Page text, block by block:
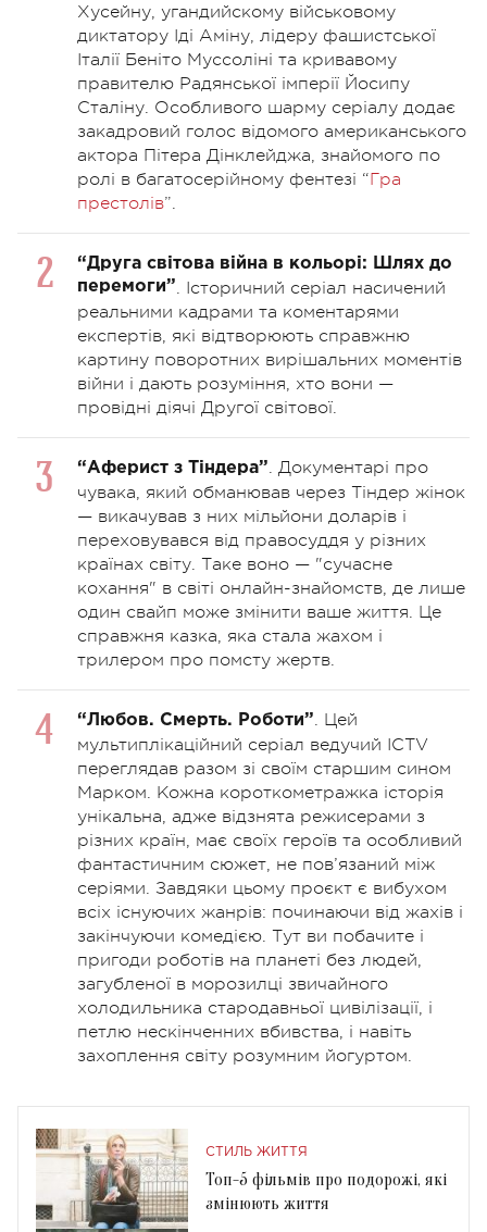
Хусейну, угандийскому військовому
диктатору Іді Аміну, лідеру фашистської
Італії Беніто Муссоліні та кривавому
правителю Радянської імперії Йосипу
Сталіну. Особливого шарму серіалу додає
закадровий голос відомого американського
актора Пітера Дінклейджа, знайомого по
ролі в багатосерійному фентезі “Гра
престолів”.
“Друга світова війна в кольорі: Шлях до
перемоги”. Історичний серіал насичений
реальними кадрами та коментарями
експертів, які відтворюють справжню
картину поворотних вирішальних моментів
війни і дають розуміння, хто вони —
провідні діячі Другої світової.
“Аферист з Тіндера”. Документарі про
чувака, який обманював через Тіндер жінок
— викачував з них мільйони доларів і
переховувався від правосуддя у різних
країнах світу. Таке воно — "сучасне
кохання" в світі онлайн-знайомств, де лише
один свайп може змінити ваше життя. Це
справжня казка, яка стала жахом і
трилером про помсту жертв.
“Любов. Смерть. Роботи”. Цей
мультиплікаційний серіал ведучий ICTV
переглядав разом зі своїм старшим сином
Марком. Кожна короткометражка історія
унікальна, адже відзнята режисерами з
різних країн, має своїх героїв та особливий
фантастичним сюжет, не пов’язаний між
серіями. Завдяки цьому проєкт є вибухом
всіх існуючих жанрів: починаючи від жахів і
закінчуючи комедією. Тут ви побачите і
пригоди роботів на планеті без людей,
загубленої в морозилці звичайного
холодильника стародавньої цивілізації, і
петлю нескінченних вбивства, і навіть
захоплення світу розумним йогуртом.
СТИЛЬ ЖИТТЯ
Топ-5 фільмів про подорожі, які
змінюють життя